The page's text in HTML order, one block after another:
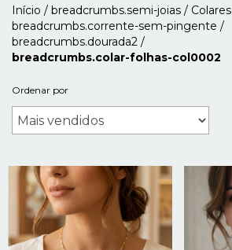
Início / breadcrumbs.semi-joias / Colares
breadcrumbs.corrente-sem-pingente /
breadcrumbs.dourada2 /
breadcrumbs.colar-folhas-col0002
Ordenar por